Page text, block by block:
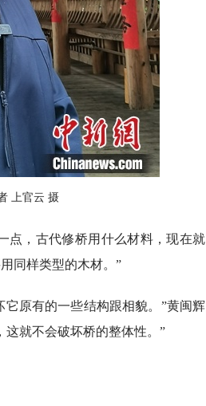
上官云 摄
点，古代修桥用什么材料，现在就
同样类型的木材。”
原有的一些结构跟相貌。”黄闽辉
就不会破坏桥的整体性。”